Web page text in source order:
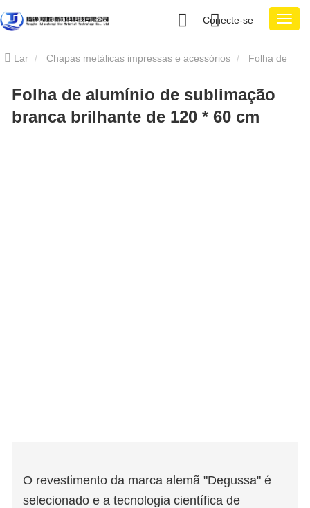
Conecte-se
Lar Chapas metálicas impressas e acessórios Folha de
alumínio de sublimação Folha de alumínio de sublimação branca
brilhante de 120 * 60 cm
Folha de alumínio de sublimação
branca brilhante de 120 * 60 cm
O revestimento da marca alemã "Degussa" é
selecionado e a tecnologia científica de